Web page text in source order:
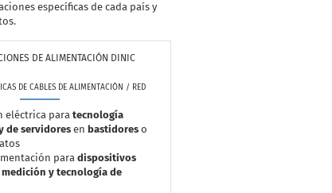
específicas de cada país y
DE ALIMENTACIÓN DINIC
DE CABLES DE ALIMENTACIÓN / RED
eléctrica para tecnología
de servidoresen bastidoreso
paradispositivos
y tecnología de